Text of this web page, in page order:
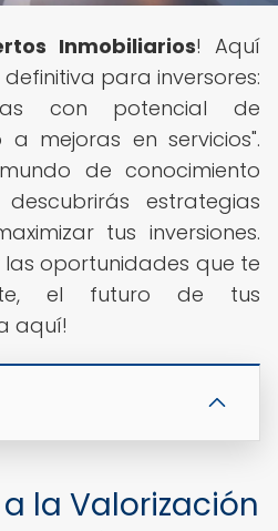
Inmobiliarios! Aquí
para inversores:
con potencial de
mejoras en servicios".
de conocimiento
estrategias
tus inversiones.
oportunidades que te
el futuro de tus
aquí!
la Valorización